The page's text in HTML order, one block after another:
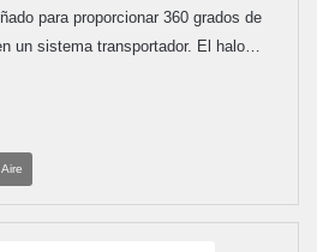
para proporcionar 360 grados de
un sistema transportador. El halo…